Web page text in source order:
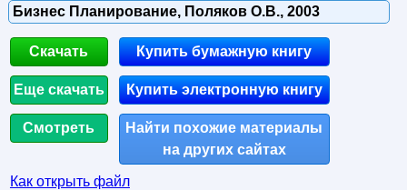
Бизнес Планирование, Поляков О.В., 2003
Скачать
Еще скачать
Смотреть
Купить бумажную книгу
Купить электронную книгу
Найти похожие материалы
на других сайтах
Как открыть файл